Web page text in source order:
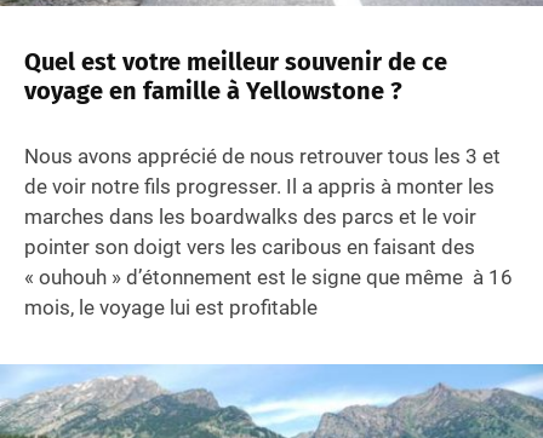
Quel est votre meilleur souvenir de ce
voyage en famille à Yellowstone ?
Nous avons apprécié de nous retrouver tous les 3 et
de voir notre fils progresser. Il a appris à monter les
marches dans les boardwalks des parcs et le voir
pointer son doigt vers les caribous en faisant des
« ouhouh » d’étonnement est le signe que même à 16
mois, le voyage lui est profitable